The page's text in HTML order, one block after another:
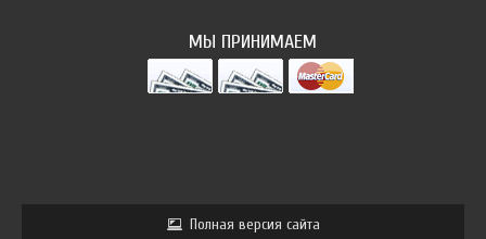
МЫ ПРИНИМАЕМ
Полная версия сайта